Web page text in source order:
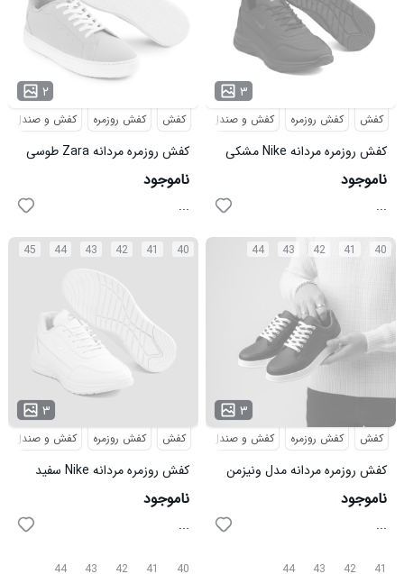
۲
کفش کفش روزمره کفش و صندل
کفش روزمره مردانه Zara طوسی
چرم مصنوعی بند دار مدل 49559
ناموجود
...
۳
کفش کفش روزمره کفش و صندل
کفش روزمره مردانه Nike مشکی
مدل 49499
ناموجود
...
40
41
42
43
44
45
۳
کفش کفش روزمره کفش و صندل
کفش روزمره مردانه Nike سفید
مدل 49498
ناموجود
...
40
41
42
43
44
۳
کفش کفش روزمره کفش و صندل
کفش روزمره مردانه مدل ونیزمن
مشکی
ناموجود
...
40
41
42
43
44 41
42
43
44